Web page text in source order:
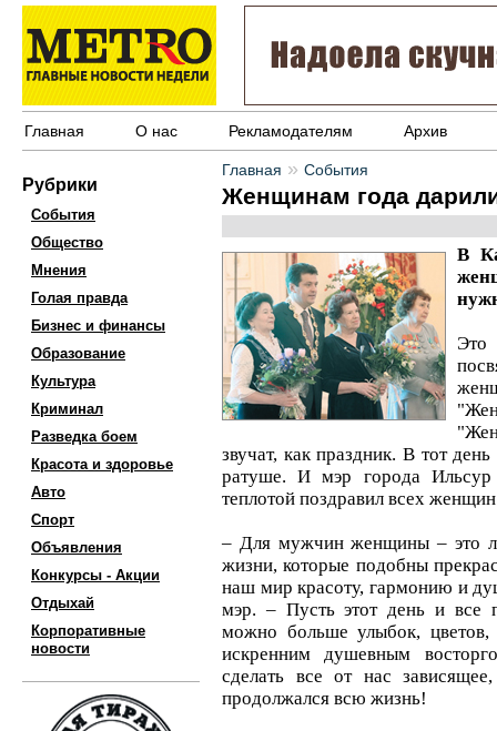
Главная О нас Рекламодателям Архив
Рубрики
События
Общество
Мнения
Голая правда
Бизнес и финансы
Образование
Культура
Криминал
Разведка боем
Красота и здоровье
Авто
Спорт
Объявления
Конкурсы - Акции
Отдыхай
Корпоративные
новости
Главная » События
Женщинам года
В
Это
звучат, как праздник. В тот
ратуше. И мэр города
теплотой поздравил всех
– Для мужчин женщины – это
жизни, которые подобны
наш мир красоту, гармонию и
мэр. – Пусть этот день и все
можно больше улыбок,
искренним душевным
сделать все от нас
продолжался всю жизнь!